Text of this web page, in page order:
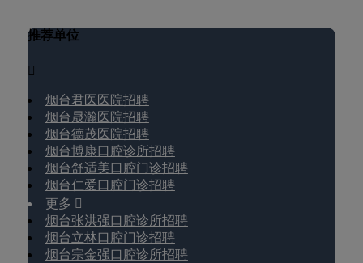
推荐单位

烟台君医医院招聘
烟台晟瀚医院招聘
烟台德茂医院招聘
烟台博康口腔诊所招聘
烟台舒适美口腔门诊招聘
烟台仁爱口腔门诊招聘
更多 
烟台张洪强口腔诊所招聘
烟台立林口腔门诊招聘
烟台宗金强口腔诊所招聘